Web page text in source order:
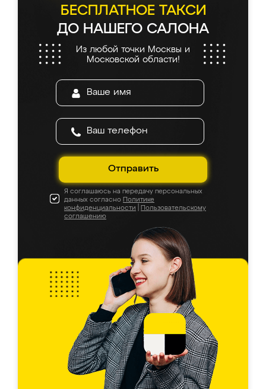
БЕСПЛАТНОЕ ТАКСИ
ДО НАШЕГО САЛОНА
Из любой точки Москвы и
Московской области!
Отправить
Я соглашаюсь на передачу персональных
данных согласно Политике
конфиденциальности
Пользовательскому
соглашению